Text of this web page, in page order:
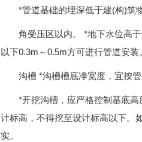
*管道基础的埋深低于建(构)筑
角受压区以内。 *地下水位高
以下0.3m～0.5m方可进行管道安
沟槽 *沟槽槽底净宽度，宜按
*开挖沟槽，应严格控制基底
计标高，不得挖至设计标高以下。
实。